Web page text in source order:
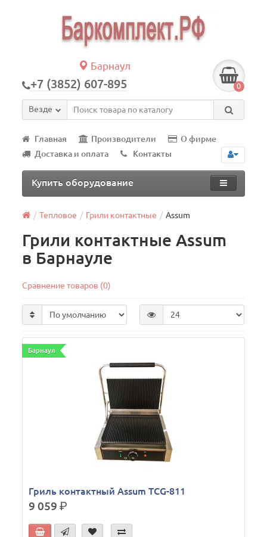
Барнаул
+7 (3852) 607-895 0
Везде
Главная Производители
О фирме
Доставка и оплата
Контакты
Купить оборудование
Тепловое Грили контактные Assum
Грили контактные Assum
в Барнауле
Сравнение товаров (0)
Барнаул
Гриль контактный Assum ТСG-811
9 059р.